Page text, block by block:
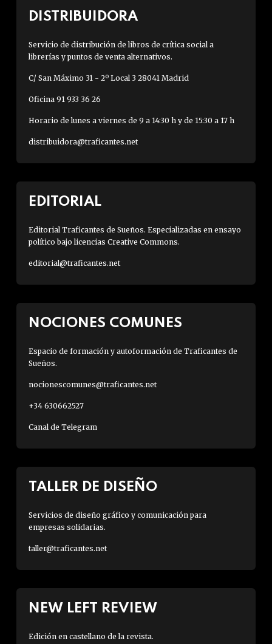
DISTRIBUIDORA
Servicio de distribución de libros de crítica social a
librerías y puntos de venta alternativos.
C/ San Máximo 31 - 2º Local 3 28041 Madrid
Oficina 91 933 36 26
Horario de lunes a viernes de 9 a 14:30 h y de 15:30 a 17 h
distribuidora@traficantes.net
EDITORIAL
Editorial Traficantes de Sueños. Especializadas en ensayo
político bajo licencias Creative Commons.
editorial@traficantes.net
NOCIONES COMUNES
Espacio de formación y autoformación de Traficantes de
Sueños.
nocionescomunes@traficantes.net
+34 630662527
Canal de Telegram
TALLER DE DISEÑO
Servicios de diseño gráfico y comunicación para
empresas solidarias.
taller@traficantes.net
NEW LEFT REVIEW
Edición en castellano de la revista.